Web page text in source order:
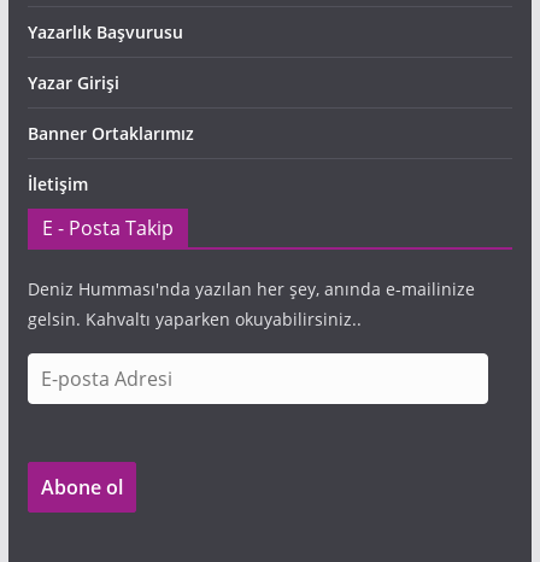
Yazarlık Başvurusu
Yazar Girişi
Banner Ortaklarımız
İletişim
E - Posta Takip
Deniz Humması'nda yazılan her şey, anında e-mailinize
gelsin. Kahvaltı yaparken okuyabilirsiniz..
-
o
t
Abone ol